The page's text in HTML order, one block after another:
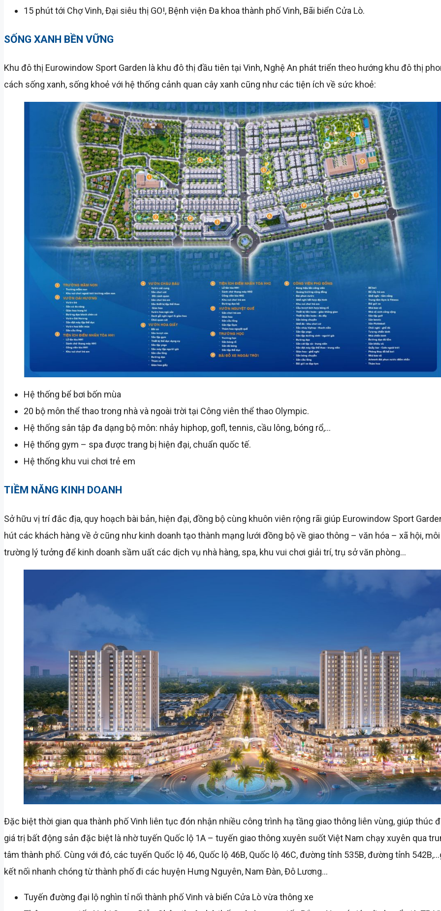
15 phút tới Chợ Vinh, Đại siêu thị GO!, Bệnh viện Đa khoa thành phố Vinh, Bãi biển Cửa Lò.
SỐNG XANH BỀN VỮNG
Khu đô thị Eurowindow Sport Garden là khu đô thị đầu tiên tại Vinh, Nghệ An phát triển theo hướng khu đô thị
cách sống xanh, sống khoẻ với hệ thống cảnh quan cây xanh cũng như các tiện ích về sức khoẻ:
Hệ thống bể bơi bốn mùa
20 bộ môn thể thao trong nhà và ngoài trời tại Công viên thể thao Olympic.
Hệ thống sân tập đa dạng bộ môn: nhảy hiphop, gofl, tennis, cầu lông, bóng rổ,…
Hệ thống gym – spa được trang bị hiện đại, chuẩn quốc tế.
Hệ thống khu vui chơi trẻ em
TIỀM NĂNG KINH DOANH
Sở hữu vị trí đắc địa, quy hoạch bài bản, hiện đại, đồng bộ cùng khuôn viên rộng rãi giúp Eurowindow Sport
hút các khách hàng về ở cũng như kinh doanh tạo thành mạng lưới đồng bộ về giao thông – văn hóa – xã hội, môi
trường lý tưởng để kinh doanh sầm uất các dịch vụ nhà hàng, spa, khu vui chơi giải trí, trụ sở văn phòng…
Đặc biệt thời gian qua thành phố Vinh liên tục đón nhận nhiều công trình hạ tầng giao thông liên vùng, giúp thúc
giá trị bất động sản đặc biệt là nhờ tuyến Quốc lộ 1A – tuyến giao thông xuyên suốt Việt Nam chạy xuyên qua
tâm thành phố. Cùng với đó, các tuyến Quốc lộ 46, Quốc lộ 46B, Quốc lộ 46C, đường tỉnh 535B, đường tỉnh
kết nối nhanh chóng từ thành phố đi các huyện Hưng Nguyên, Nam Đàn, Đô Lương…
Tuyến đường đại lộ nghìn tỉ nối thành phố Vinh và biển Cửa Lò vừa thông xe